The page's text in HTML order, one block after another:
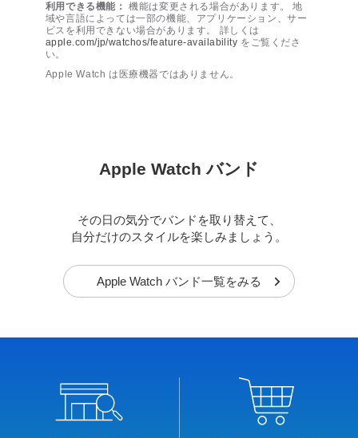
利用できる機能： 機能は変更される場合があります。 地
域や言語によっては一部の機能、アプリケーション、サー
ビスを利用できない場合があります。 詳しくは
apple.com/jp/watchos/feature-availability をご覧くださ
い。
Apple Watch は医療機器ではありません。
Apple Watch バンド
その日の気分でバンドを取り替えて、
自分だけのスタイルを楽しみましょう。
Apple Watch バンド一覧をみる